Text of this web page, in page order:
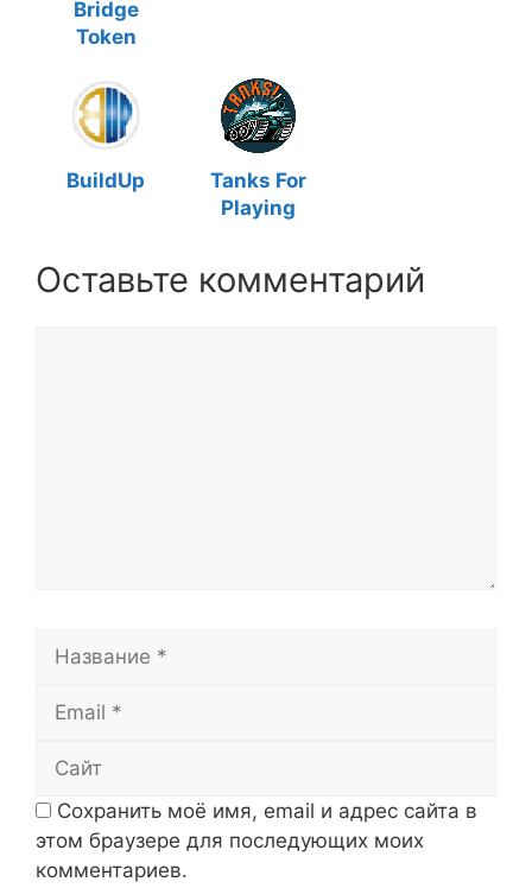
Bridge
Token
BuildUp
Tanks For
Playing
Оставьте комментарий
Сохранить моё имя, email и адрес сайта в
этом браузере для последующих моих
комментариев.